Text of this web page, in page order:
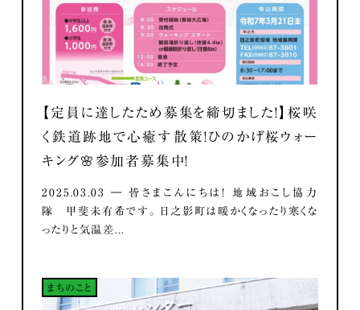
【定員に達したため募集を締切ました！】桜咲
く鉄道跡地で心癒す散策！ひのかげ桜ウォー
キング🌸参加者募集中！
2025.03.03 ― 皆さまこんにちは！ 地域おこし協力
隊 甲斐未有希です。 日之影町は暖かくなったり寒くな
ったりと気温差...
まちのこと